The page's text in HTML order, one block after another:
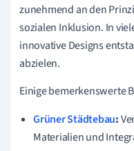
zunehmend an den
sozialen Inklusion. In
innovative Designs
abzielen.
Einige bemerkenswerte
Grüner Städtebau:
Materialien und